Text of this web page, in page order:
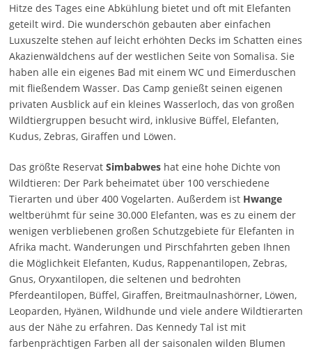
Hitze des Tages eine Abkühlung bietet und oft mit Elefanten
geteilt wird. Die wunderschön gebauten aber einfachen
Luxuszelte stehen auf leicht erhöhten Decks im Schatten eines
Akazienwäldchens auf der westlichen Seite von Somalisa. Sie
haben alle ein eigenes Bad mit einem WC und Eimerduschen
mit fließendem Wasser. Das Camp genießt seinen eigenen
privaten Ausblick auf ein kleines Wasserloch, das von großen
Wildtiergruppen besucht wird, inklusive Büffel, Elefanten,
Kudus, Zebras, Giraffen und Löwen.
Das größte Reservat Simbabweshat eine hohe Dichte von
Wildtieren: Der Park beheimatet über 100 verschiedene
Tierarten und über 400 Vogelarten. Außerdem ist Hwange
weltberühmt für seine 30.000 Elefanten, was es zu einem der
wenigen verbliebenen großen Schutzgebiete für Elefanten in
Afrika macht. Wanderungen und Pirschfahrten geben Ihnen
die Möglichkeit Elefanten, Kudus, Rappenantilopen, Zebras,
Gnus, Oryxantilopen, die seltenen und bedrohten
Pferdeantilopen, Büffel, Giraffen, Breitmaulnashörner, Löwen,
Leoparden, Hyänen, Wildhunde und viele andere Wildtierarten
aus der Nähe zu erfahren. Das Kennedy Tal ist mit
farbenprächtigen Farben all der saisonalen wilden Blumen